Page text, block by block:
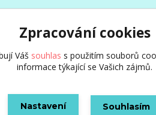
Zpracování cookies
Váš souhlas s použitím souborů
informace týkající se Vašich zájmů.
Nastavení Souhlasím